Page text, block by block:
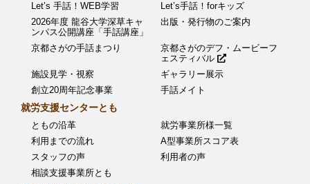
Let’s 手話！WEB学習
Let’s手話！forキッズ
2026年度 龍谷大学深草キャ
ンパス公開講座「手話講座」
出版・発行物のご案内
京都さがの手話まつり
京都さがのデフ・ムービーフ
ェスティバル
施設見学・視察
ギャラリー展示
創立20周年記念事業
手話メイト
就労支援センターとも
ともの沿革
就労事業所様一覧
利用までの流れ
A型事業所スコア表
スタッフの声
利用者の声
相談支援事業所とも